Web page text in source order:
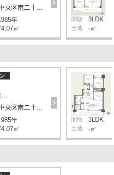
年
㎡
間取 3LDK
土地 -㎡
北海道札幌市中央区南二十三条西8丁目 1-1
年
㎡
間取 3LDK
土地 -㎡